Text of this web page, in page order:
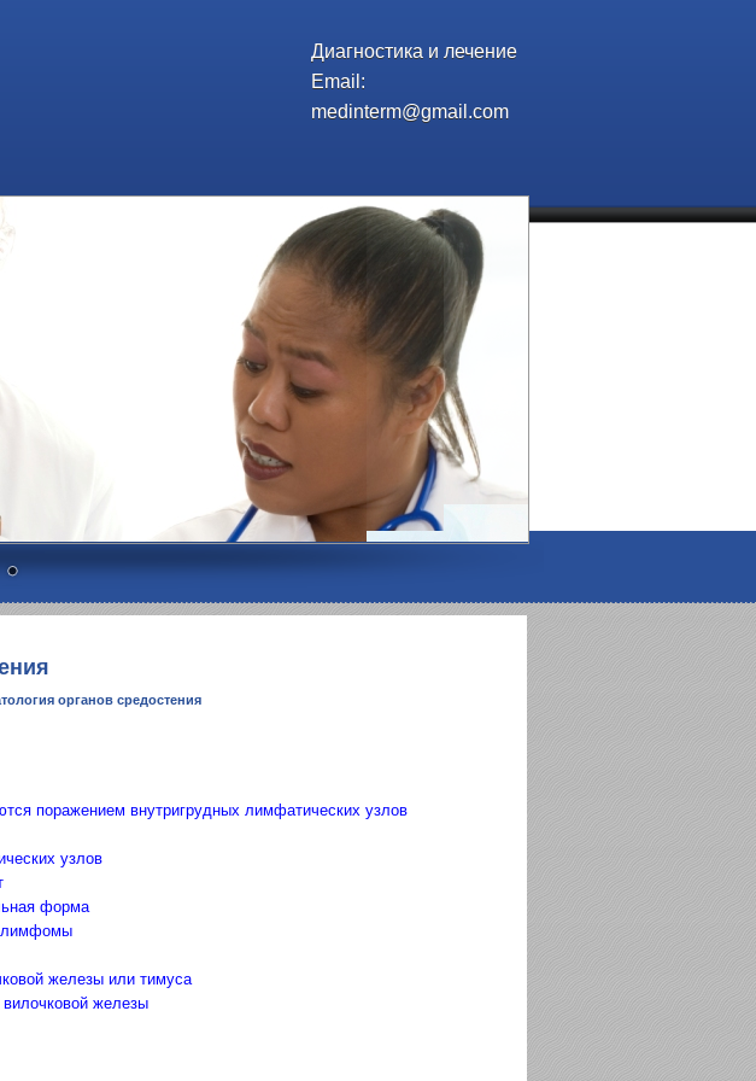
Диагностика и лечение
Email:
medinterm@gmail.com
органов средостения
поражением внутригрудных лимфатических узлов
узлов
форма
лимфомы
железы или тимуса
вилочковой железы